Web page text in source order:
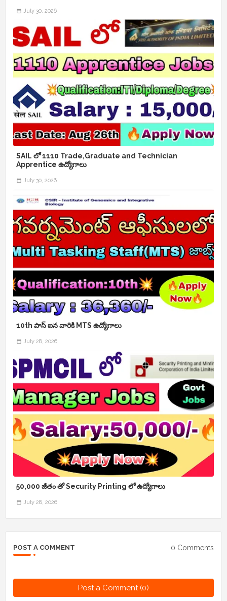
July 30, 2026
SAIL లో 1110 Trade,Graduate and Technician
Apprentice ఉద్యోగాలు
July 30, 2026
10th పాస్ ఐన వారికి MTS ఉద్యోగాలు
July 28, 2026
50,000 జీతం తో Security Printing లో ఉద్యోగాలు
July 28, 2026
POST A COMMENT 0 Comments
Post a Comment (0)